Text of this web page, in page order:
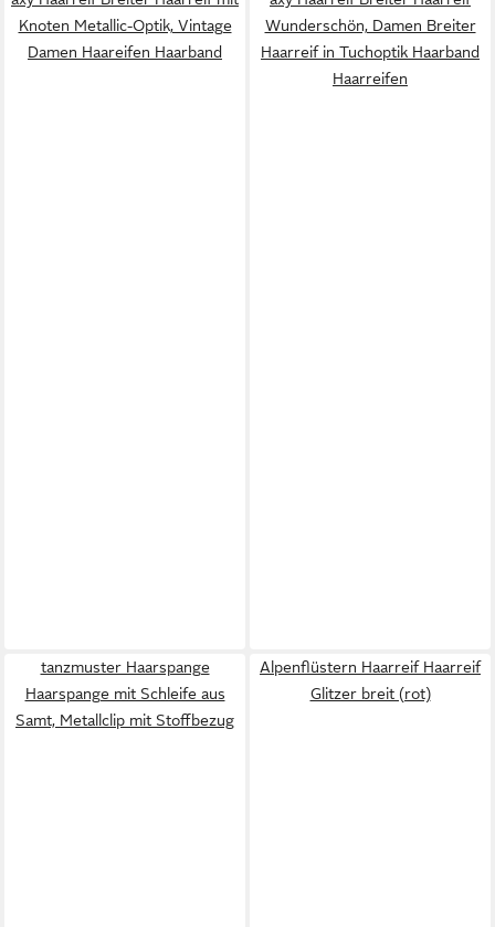
Knoten Metallic-Optik, Vintage
Damen Haareifen Haarband
Wunderschön, Damen Breiter
Haarreif in Tuchoptik Haarband
Haarreifen
tanzmuster Haarspange
Haarspange mit Schleife aus
Samt, Metallclip mit Stoffbezug
Alpenflüstern Haarreif Haarreif
Glitzer breit (rot)